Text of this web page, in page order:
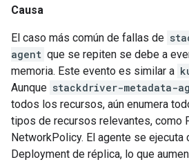
Causa
El caso más común de fallas de
agent que se repiten se debe a
memoria. Este evento es similar a
Aunque stackdriver-metadata-
todos los recursos, aún enumera
tipos de recursos relevantes, como
NetworkPolicy. El agente se ejecuta
Deployment de réplica, lo que